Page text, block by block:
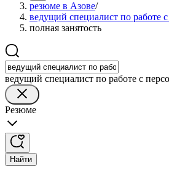
резюме в Азове/
ведущий специалист по работе
полная занятость
ведущий специалист по работе с
Резюме
Найти